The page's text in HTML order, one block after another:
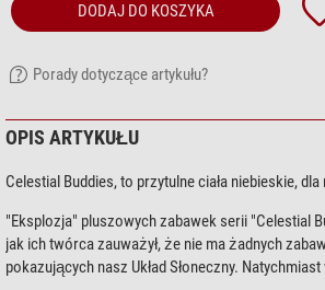
DODAJ DO KOSZYKA
Porady dotyczące artykułu?
OPIS ARTYKUŁU
Celestial Buddies, to przytulne ciała niebieskie,
"Eksplozja" pluszowych zabawek serii "Celestial
jak ich twórca zauważył, że nie ma żadnych
pokazujących nasz Układ Słoneczny.